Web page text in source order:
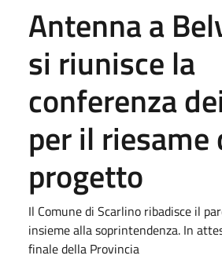
Antenna a
si riunisce la
conferenza
per il riesame
progetto
Il Comune di Scarlino ribadisce il
insieme alla soprintendenza. In
finale della Provincia